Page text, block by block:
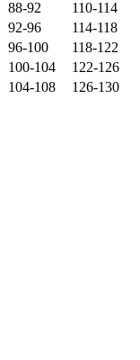
88-92
110-114
92-96
114-118
96-100
118-122
100-104
122-126
104-108 126-130